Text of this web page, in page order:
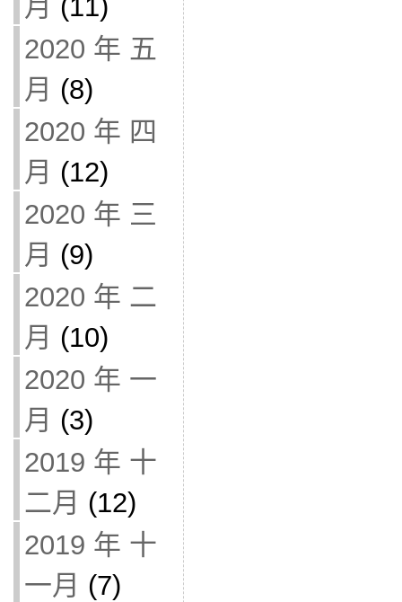
月 (11)
2020 年 五
月 (8)
2020 年 四
月 (12)
2020 年 三
月 (9)
2020 年 二
月 (10)
2020 年 一
月 (3)
2019 年 十
二月 (12)
2019 年 十
一月 (7)